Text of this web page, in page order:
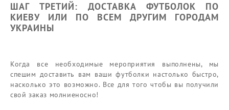
ШАГ ТРЕТИЙ: ДОСТАВКА ФУТБОЛОК ПО
КИЕВУ ИЛИ ПО ВСЕМ ДРУГИМ ГОРОДАМ
УКРАИНЫ
Когда все необходимые мероприятия выполнены, мы
спешим доставить вам ваши футболки настолько быстро,
насколько это возможно. Все для того чтобы вы получили
свой заказ молниеносно!